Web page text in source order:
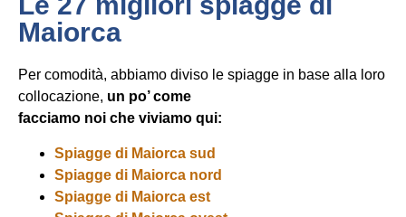
Maiorca
Per comodità, abbiamo diviso le spiagge in base alla loro
collocazione, un po’ come
facciamo noi che viviamo qui:
Spiagge di Maiorca sud
Spiagge di Maiorca nord
Spiagge di Maiorca est